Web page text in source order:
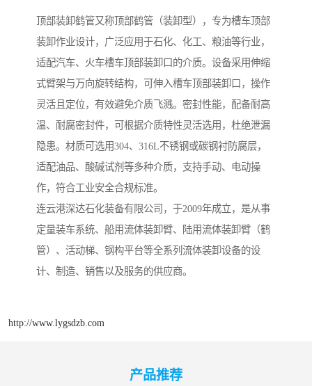
顶部装卸鹤管又称顶部鹤管（装卸型），专为槽车顶部
装卸作业设计，广泛应用于石化、化工、粮油等行业，
适配汽车、火车槽车顶部装卸口的介质。设备采用伸缩
式臂架与万向旋转结构，可伸入槽车顶部装卸口，操作
灵活且定位，有效避免介质飞溅。密封性能，配备耐高
温、耐腐密封件，可根据介质特性灵活选用，杜绝泄漏
隐患。材质可选用304、316L不锈钢或碳钢衬防腐层，
适配油品、酸碱试剂等多种介质，支持手动、电动操
作，符合工业安全合规标准。
连云港深达石化装备有限公司，于2009年成立，是从事
定量装车系统、船用流体装卸臂、陆用流体装卸臂（鹤
管）、活动梯、钢构平台等全系列流体装卸设备的设
计、制造、销售以及服务的供应商。
http://www.lygsdzb.com
产品推荐